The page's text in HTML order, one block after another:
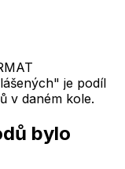
je podíl
v daném kole.
bylo